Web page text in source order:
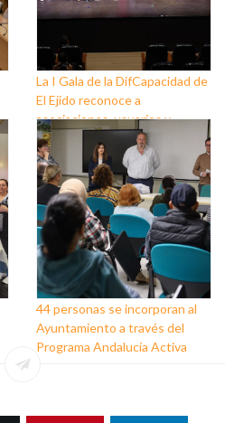
La I Gala de la DifCapacidad de
El Ejido reconoce a
asociaciones, usuarios y
personas que trabajan a favor
de este colectivo
44 personas se incorporan al
Ayuntamiento a través del
Programa Andalucía Activa